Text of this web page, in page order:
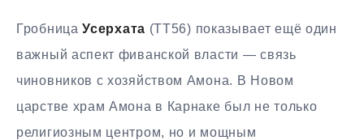
ГробницаУсерхата (TT56) показывает ещё один
важный аспект фиванской власти — связь
чиновников с хозяйством Амона. В Новом
царстве храм Амона в Карнаке был не только
религиозным центром, но и мощным